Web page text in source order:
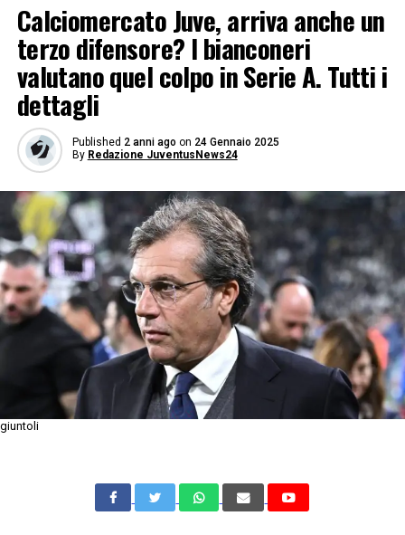
Calciomercato Juve, arriva anche un
terzo difensore? I bianconeri
valutano quel colpo in Serie A. Tutti i
dettagli
Published 2 anni ago on 24 Gennaio 2025
By Redazione JuventusNews24
giuntoli